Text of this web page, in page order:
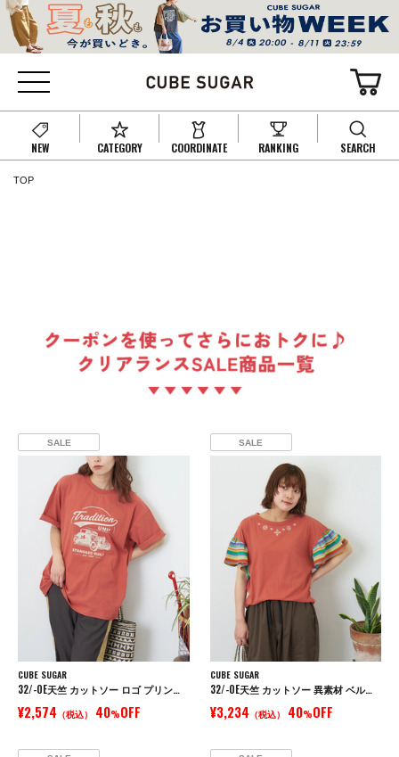
NEW CATEGORY COORDINATE RANKING SEARCH
TOP
SALE
CUBE SUGAR
32/-OE天竺 カットソー ロゴ プリント Tシャツ
¥2,574 （税込） 40%OFF
SALE
CUBE SUGAR
32/-OE天竺 カットソー 異素材 ベルスリーブ 胸刺繍 Tシャツ
¥3,234 （税込） 40%OFF